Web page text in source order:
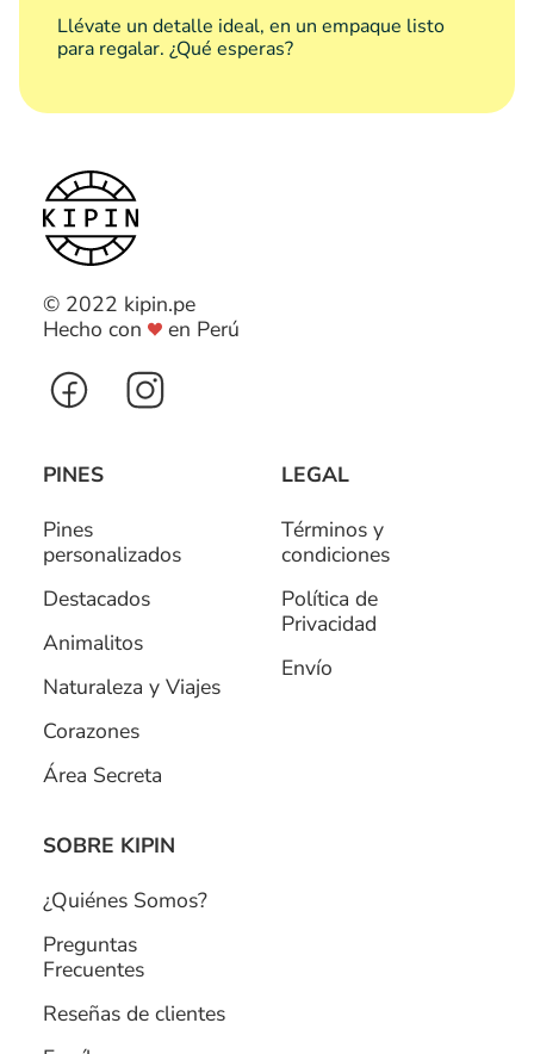
Llévate un detalle ideal, en un empaque listo
para regalar. ¿Qué esperas?
© 2022 kipin.pe
Hecho con
en Perú
PINES
Pines
personalizados
Destacados
Animalitos
Naturaleza y Viajes
Corazones
Área Secreta
LEGAL
Términos y
condiciones
Política de
Privacidad
Envío
SOBRE KIPIN
¿Quiénes Somos?
Preguntas
Frecuentes
Reseñas de clientes